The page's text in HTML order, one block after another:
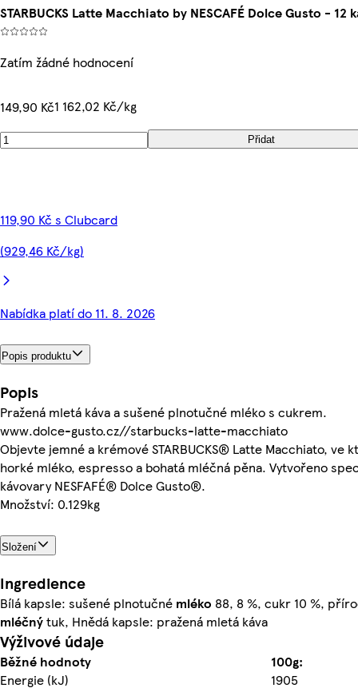
STARBUCKS Latte Macchiato by NESCAFÉ Dolce Gusto - 12
Zatím žádné hodnocení
149,90 Kč1 162,02 Kč/kg
Přidat
119,90 Kč s Clubcard
(929,46 Kč/kg)
Nabídka platí do 11. 8. 2026
Popis produktu
Popis
Pražená mletá káva a sušené plnotučné mléko s cukrem.
www.dolce-gusto.cz//starbucks-latte-macchiato
Objevte jemné a krémové STARBUCKS® Latte Macchiato, ve
horké mléko, espresso a bohatá mléčná pěna. Vytvořeno
kávovary NESFAFÉ® Dolce Gusto®.
Množství: 0.129kg
Složení
Ingredience
Bílá kapsle: sušené plnotučné mléko 88, 8 %, cukr 10 %,
mléčnýtuk, Hnědá kapsle: pražená mletá káva
Výživové údaje
Běžné hodnoty
100g:
Energie (kJ)
1905